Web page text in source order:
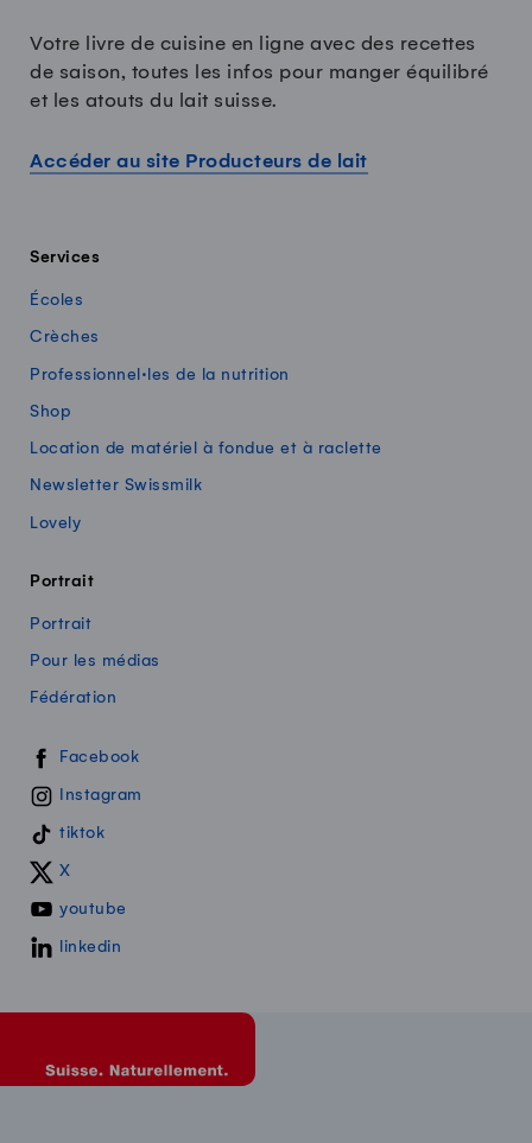
Votre livre de cuisine en ligne avec des recettes
de saison, toutes les infos pour manger équilibré
et les atouts du lait suisse.
Accéder au site Producteurs de lait
Services
Écoles
Crèches
Professionnel·les de la nutrition
Shop
Location de matériel à fondue et à raclette
Newsletter Swissmilk
Lovely
Portrait
Portrait
Pour les médias
Fédération
Swissmilk sur les réseaux sociaux
Facebook
Instagram
tiktok
X
youtube
linkedin